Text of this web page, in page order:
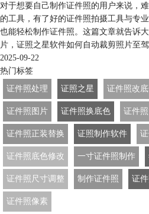
对于想要自己制作证件照的用户来说，
的工具，有了好的证件照拍摄工具与专
也能轻松制作证件照。这篇文章就告诉
片，证照之星软件如何自动裁剪照片至驾
2025-09-22
热门标签
证件照处理
证照之星 证件照改
证件照图片 证件照换底色 证件
证件照正装替换 证照制作软件
证件照底色修改 一寸证件照制作
证件照尺寸调整 制作证件照 证
证件照像素